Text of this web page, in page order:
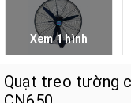
Xem 1 hình
Quạt treo tường